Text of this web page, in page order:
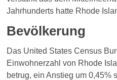
Jahrhunderts hatte Rhode
Bevölkerung
Das United States Census
Einwohnerzahl von Rhode
betrug, ein Anstieg um 0,45%